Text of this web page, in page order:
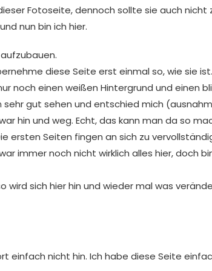
Fotoseite, dennoch sollte sie auch nicht
nun bin ich hier.
diese Seite erst einmal so, wie sie
noch einen weißen Hintergrund und einen
gut sehen und entschied mich
hin und weg. Echt, das kann man da so
ersten Seiten fingen an sich zu
immer noch nicht wirklich alles hier, doch
wird sich hier hin und wieder mal was
einfach nicht hin. Ich habe diese Seite